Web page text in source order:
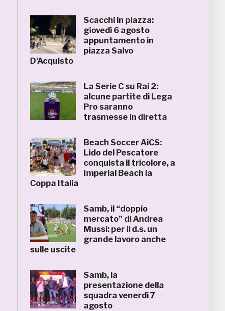
Scacchi in piazza:
giovedì 6 agosto
appuntamento in
piazza Salvo
D’Acquisto
La Serie C su Rai 2:
alcune partite di Lega
Pro saranno
trasmesse in diretta
Beach Soccer AiCS:
Lido del Pescatore
conquista il tricolore, a
Imperial Beach la
Coppa Italia
Samb, il “doppio
mercato” di Andrea
Mussi: per il d.s. un
grande lavoro anche
sulle uscite
Samb, la
presentazione della
squadra venerdì 7
agosto